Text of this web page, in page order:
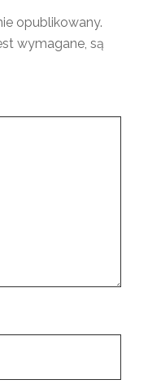
opublikowany.
wymagane, są